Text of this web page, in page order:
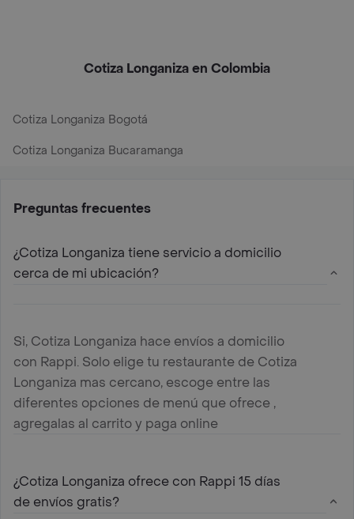
Cotiza Longaniza en Colombia
Cotiza Longaniza Bogotá
Cotiza Longaniza Bucaramanga
Preguntas frecuentes
¿Cotiza Longaniza tiene servicio a domicilio
cerca de mi ubicación?
Si, Cotiza Longaniza hace envíos a domicilio
con Rappi. Solo elige tu restaurante de Cotiza
Longaniza mas cercano, escoge entre las
diferentes opciones de menú que ofrece ,
agregalas al carrito y paga online
¿Cotiza Longaniza ofrece con Rappi 15 días
de envíos gratis?